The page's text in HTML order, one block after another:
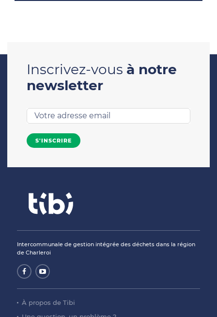
Inscrivez-vous à notre
newsletter
Intercommunale de gestion intégrée des déchets dans la région
de Charleroi
À propos de Tibi